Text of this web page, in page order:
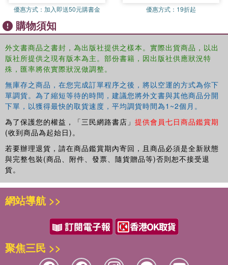
poverty
modern economic history.
This volume is essential reading for postdoctoral
researchers and historians of economic thought across
the globe.
優惠方式： 加入即送50元購書金 優惠方式： 19折起
購物須知
外文書商品之書封，為出版社提供之樣本。實際出貨商品，以出
版社所提供之現有版本為主。部份書籍，因出版社供應狀況特
殊，匯率將依實際狀況做調整。
無庫存之商品，在您完成訂單程序之後，將以空運的方式為你下
單調貨。為了縮短等待的時間，建議您將外文書與其他商品分開
下單，以獲得最快的取貨速度，平均調貨時間為1~2個月。
為了保護您的權益，「三民網路書店」 提供會員七日商品鑑賞期
(收到商品為起始日)。
若要辦理退貨，請在商品鑑賞期內寄回，且商品必須是全新狀態
與完整包裝(商品、附件、發票、隨貨贈品等)否則恕不接受退
貨。
網站導航 >>
聚焦三民 >>